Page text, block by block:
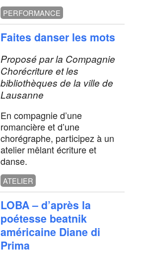
PERFORMANCE
Faites danser les mots
Proposé par la Compagnie
Chorécriture et les
bibliothèques de la ville de
Lausanne
En compagnie d’une
romancière et d’une
chorégraphe, participez à un
atelier mêlant écriture et
danse.
ATELIER
LOBA – d’après la
poétesse beatnik
américaine Diane di
Prima